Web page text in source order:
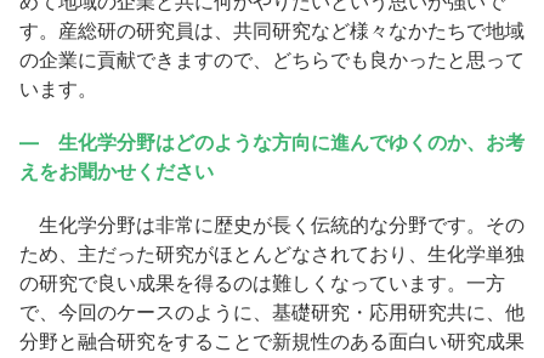
す。産総研の研究員は、共同研究など様々なかたちで地域
の企業に貢献できますので、どちらでも良かったと思って
います。
― 生化学分野はどのような方向に進んでゆくのか、お考
えをお聞かせください
生化学分野は非常に歴史が長く伝統的な分野です。その
ため、主だった研究がほとんどなされており、生化学単独
の研究で良い成果を得るのは難しくなっています。一方
で、今回のケースのように、基礎研究・応用研究共に、他
分野と融合研究をすることで新規性のある面白い研究成果